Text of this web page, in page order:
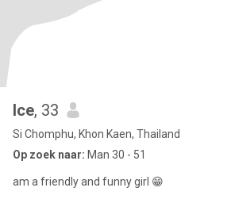
Ice, 33
Si Chomphu, Khon Kaen, Thailand
Op zoek naar: Man 30 - 51
am a friendly and funny girl 😁